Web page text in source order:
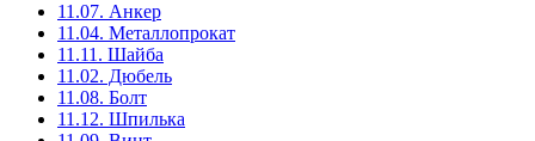
11.07. Анкер
11.04. Металлопрокат
11.11. Шайба
11.02. Дюбель
11.08. Болт
11.12. Шпилька